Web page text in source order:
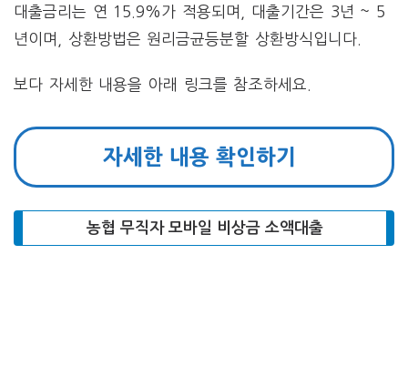
대출금리는 연 15.9%가 적용되며, 대출기간은 3년 ~ 5
년이며, 상환방법은 원리금균등분할 상환방식입니다.
보다 자세한 내용을 아래 링크를 참조하세요.
자세한 내용 확인하기
농협 무직자 모바일 비상금 소액대출